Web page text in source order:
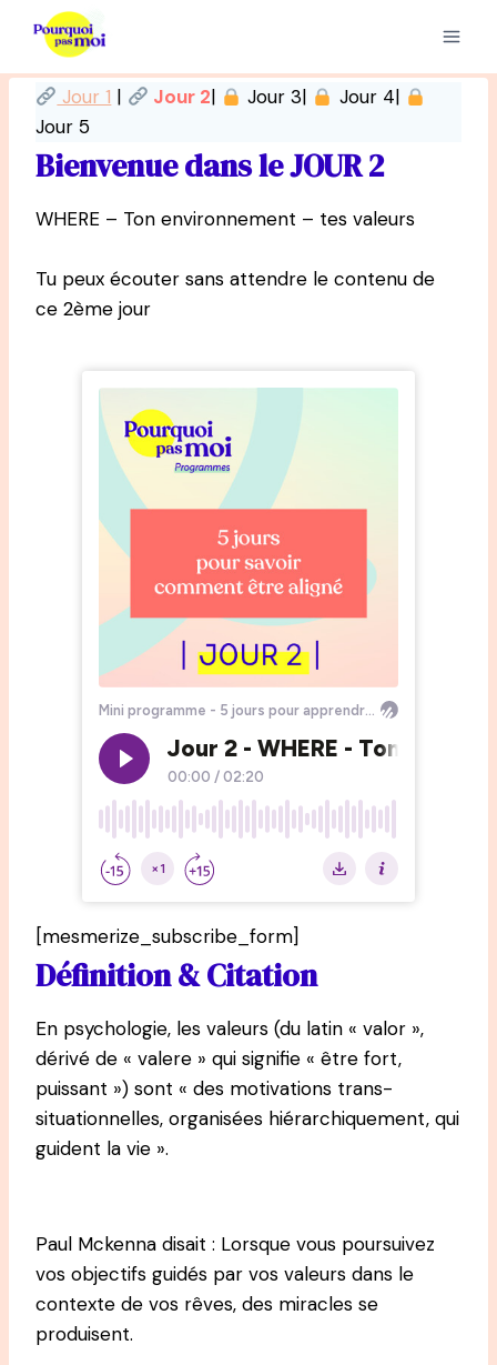
contenu
Jour 1 | Jour 2| Jour 3|
Jour 4|
Jour 5
Bienvenue dans le JOUR 2
WHERE – Ton environnement – tes valeurs
Tu peux écouter sans attendre le contenu de
ce 2ème jour
[mesmerize_subscribe_form]
Définition & Citation
En psychologie, les valeurs (du latin « valor »,
dérivé de « valere » qui signifie « être fort,
puissant ») sont « des motivations trans-
situationnelles, organisées hiérarchiquement, qui
guident la vie ».
Paul Mckenna disait : Lorsque vous poursuivez
vos objectifs guidés par vos valeurs dans le
contexte de vos rêves, des miracles se
produisent.